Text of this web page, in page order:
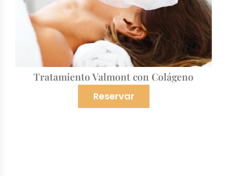
Tratamiento Valmont con Colágeno
Reservar